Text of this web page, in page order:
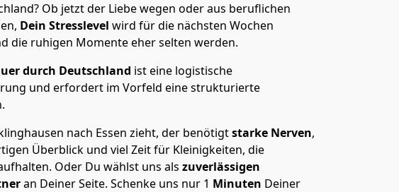
Ob jetzt der Liebe wegen oder aus beruflichen
Dein Stresslevel wird für die nächsten Wochen
die ruhigen Momente eher selten werden.
durch Deutschland ist eine logistische
und erfordert im Vorfeld eine strukturierte
nach Essen zieht, der benötigtstarke Nerven,
Überblick und viel Zeit für Kleinigkeiten, die
Oder Du wählst uns als zuverlässigen
an Deiner Seite. Schenke uns nur 1 Minuten Deiner